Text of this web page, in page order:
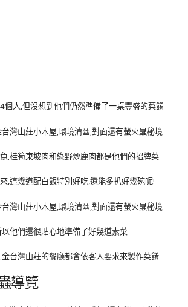
個人,但沒想到他們仍然準備了一桌豐盛的菜餚
,桂筍東坡肉和綠野炒鹿肉都是他們的招牌菜
,這幾道配白飯特別好吃,還能多扒好幾碗呢!
他們還很貼心地準備了好幾道素菜
台灣山莊的餐廳都會依客人要求來製作菜餚
導覽